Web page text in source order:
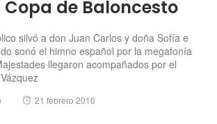
de Baloncesto
silvó a don Juan Carlos y doña Sofía e
sonó el himno español por la megafonía
llegaron acompañados por el
Posted
21 febrero 2010